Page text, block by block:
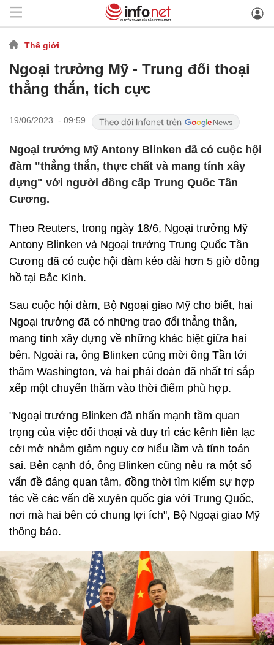
Thế giới
Ngoại trưởng Mỹ - Trung đối thoại
thẳng thắn, tích cực
19/06/2023 - 09:59
Ngoại trưởng Mỹ Antony Blinken đã có cuộc hội
đàm "thẳng thắn, thực chất và mang tính xây
dựng" với người đồng cấp Trung Quốc Tần
Cương.
Theo Reuters, trong ngày 18/6, Ngoại trưởng Mỹ
Antony Blinken và Ngoại trưởng Trung Quốc Tần
Cương đã có cuộc hội đàm kéo dài hơn 5 giờ đồng
hồ tại Bắc Kinh.
Sau cuộc hội đàm, Bộ Ngoại giao Mỹ cho biết, hai
Ngoại trưởng đã có những trao đổi thẳng thắn,
mang tính xây dựng về những khác biệt giữa hai
bên. Ngoài ra, ông Blinken cũng mời ông Tần tới
thăm Washington, và hai phái đoàn đã nhất trí sắp
xếp một chuyến thăm vào thời điểm phù hợp.
"Ngoại trưởng Blinken đã nhấn mạnh tầm quan
trọng của việc đối thoại và duy trì các kênh liên lạc
cởi mở nhằm giảm nguy cơ hiểu lầm và tính toán
sai. Bên cạnh đó, ông Blinken cũng nêu ra một số
vấn đề đáng quan tâm, đồng thời tìm kiếm sự hợp
tác về các vấn đề xuyên quốc gia với Trung Quốc,
nơi mà hai bên có chung lợi ích", Bộ Ngoại giao Mỹ
thông báo.